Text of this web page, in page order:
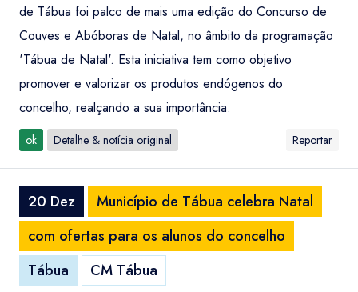
de Tábua foi palco de mais uma edição do Concurso de
Couves e Abóboras de Natal, no âmbito da programação
'Tábua de Natal'. Esta iniciativa tem como objetivo
promover e valorizar os produtos endógenos do
concelho, realçando a sua importância.
ok Detalhe & notícia original Reportar
20 Dez
Município de Tábua celebra Natal
com ofertas para os alunos do concelho
Tábua
CM Tábua